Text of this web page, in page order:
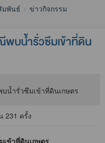
มพันธ์ ข่าวกิจกรรม
พบน้ำรั่วซึมเข้าที่ดิน
231 ครั้ง
เข้าที่ดินเกษตร